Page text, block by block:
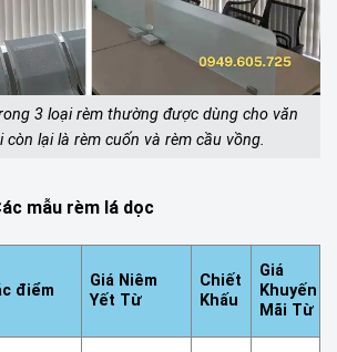
3 loại rèm thường được dùng cho văn
còn lại là rèm cuốn và rèm cầu vồng.
mẫu rèm lá dọc
điểm
Giá Niêm
Yết Từ
Chiết
Khấu
Giá
Khuyến
Mãi Từ